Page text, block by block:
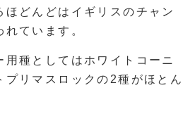
ほどんどはイギリスのチャン
ています。
用種としてはホワイトコーニ
プリマスロックの2種がほとん